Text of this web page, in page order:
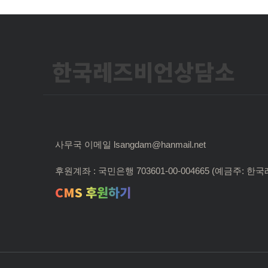
한국레즈비언상담소
사무국 이메일 lsangdam@hanmail.net
후원계좌 : 국민은행 703601-00-004665 (예금주: 한국
CMS 후원하기